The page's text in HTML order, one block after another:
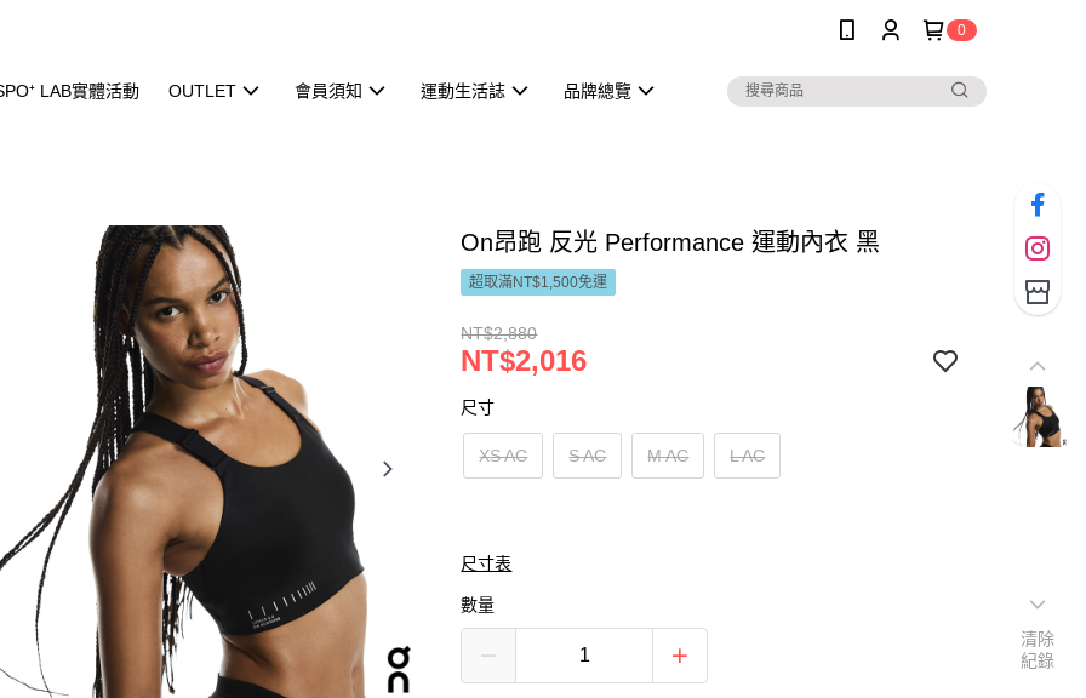
0
LAB實體活動 OUTLET 會員須知 運動生活誌 品牌總覽
On昂跑 反光 Performance 運動內衣 黑
超取滿NT$1,500免運
NT$2,880
NT$2,016
尺寸
XS AC S AC M AC L AC
尺寸表
數量
清除
紀錄